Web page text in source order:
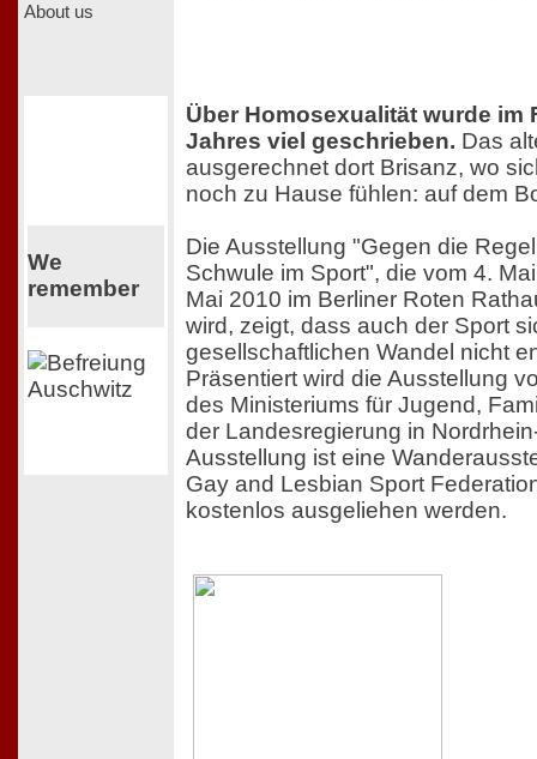
About us
We
remember
Über Homosexualität wurde im
Jahres viel geschrieben. Das
ausgerechnet dort Brisanz, wo
noch zu Hause fühlen: auf dem
Die Ausstellung "Gegen die
Schwule im Sport", die vom 4.
Mai 2010 im Berliner Roten
wird, zeigt, dass auch der Sport
gesellschaftlichen Wandel nicht
Präsentiert wird die Ausstellung
des Ministeriums für Jugend,
der Landesregierung in
Ausstellung ist eine
Gay and Lesbian Sport
kostenlos ausgeliehen werden.